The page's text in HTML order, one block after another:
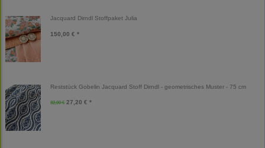
Jacquard Dirndl Stoffpaket Julia
150,00 € *
Reststück Gobelin Jacquard Stoff Dirndl - geometrisches Muster - 75 cm
32,00 € 27,20 € *